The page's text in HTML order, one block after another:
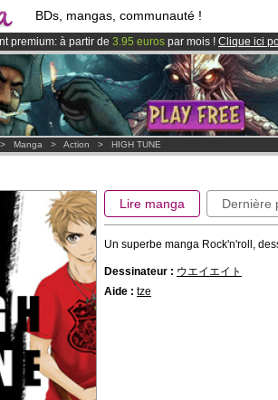
BDs, mangas, communauté !
premium: à partir de 3.95 euros par mois ! Clique ici
membreset 1208BDs & Mangas!
Amilova est désormais lancé
Manga > Action > HIGH TUNE
Lire manga Dernière
Un superbe manga Rock'n'roll,
Dessinateur : ウエイエイト
Aide : tze